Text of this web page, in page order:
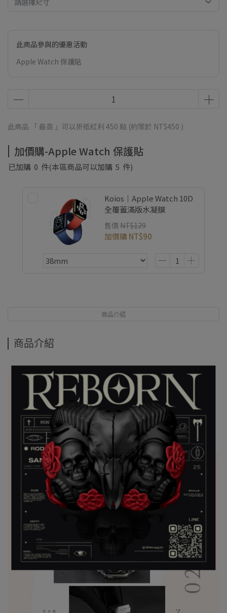
請選擇尺寸
此商品參與的優惠活動
Apple Watch 保護貼
此商品 「 最高 」可以折抵紅利 450 點 (約等於 NT$450 )
加價購-Apple Watch 保護貼
已加購 0 件(本區商品可以加購 5 件)
Koios｜Apple Watch 10D
全覆蓋滿版水凝膜
售價 NT$129
加價購 NT$90
商品介紹
商品介紹